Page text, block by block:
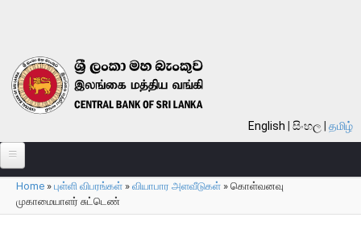
English සිංහල தமிழ்
பற்றி
வங்கி பற்றி
You are here
Home » புள்ளி விபரங்கள் » வியாபார அளவீடுகள் » கொள்வனவு
முகாமையாளர் சுட்டெண்